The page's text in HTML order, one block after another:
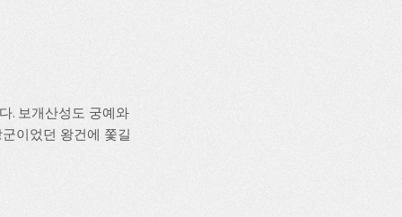
. 보개산성도 궁예와
이었던 왕건에 쫓길